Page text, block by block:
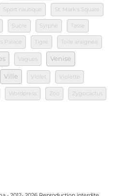
Sport nautique St. Mark's Square
Sucre Syrphe Tasse
Palace Tigre Toile araignée
Vagues Venise
Ville Violet Violette
Wordpress Zoo Zygocactus